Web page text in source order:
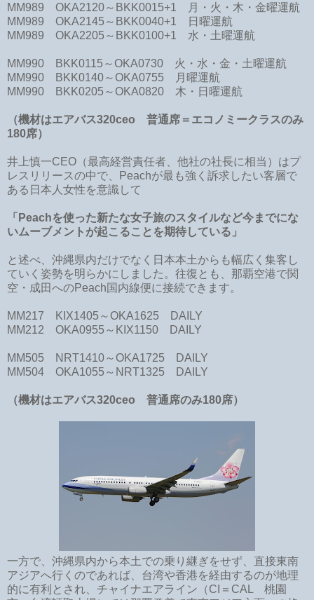
MM989 OKA2120～BKK0015+1 月・火・木・金曜運航
MM989 OKA2145～BKK0040+1 日曜運航
MM989 OKA2205～BKK0100+1 水・土曜運航
MM990 BKK0115～OKA0730 火・水・金・土曜運航
MM990 BKK0140～OKA0755 月曜運航
MM990 BKK0205～OKA0820 木・日曜運航
（機材はエアバス320ceo 普通席＝エコノミークラスのみ
180席）
井上慎一CEO（最高経営責任者、他社の社長に相当）はプ
レスリリースの中で、Peachが最も強く訴求したい客層で
ある日本人女性を意識して
「Peachを使った新たな女子旅のスタイルなど今までにな
いムーブメントが起こることを期待している」
と述べ、沖縄県内だけでなく日本本土からも幅広く集客し
ていく姿勢を明らかにしました。往復とも、那覇空港で関
空・成田へのPeach国内線便に接続できます。
MM217 KIX1405～OKA1625 DAILY
MM212 OKA0955～KIX1150 DAILY
MM505 NRT1410～OKA1725 DAILY
MM504 OKA1055～NRT1325 DAILY
（機材はエアバス320ceo 普通席のみ180席）
一方で、沖縄県内から本土での乗り継ぎをせず、直接東南
アジアへ行くのであれば、台湾や香港を経由するのが地理
的に有利とされ、チャイナエアライン（CI＝CAL 桃園